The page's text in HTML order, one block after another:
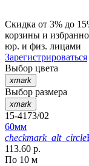
Скидка от 3% до
корзины и
юр. и физ. лицами
Зарегистрироваться
Выбор цвета
xmark
Выбор размера
xmark
15-4173/02
60мм
checkmark_alt_circle
113.60 р.
По 10 м